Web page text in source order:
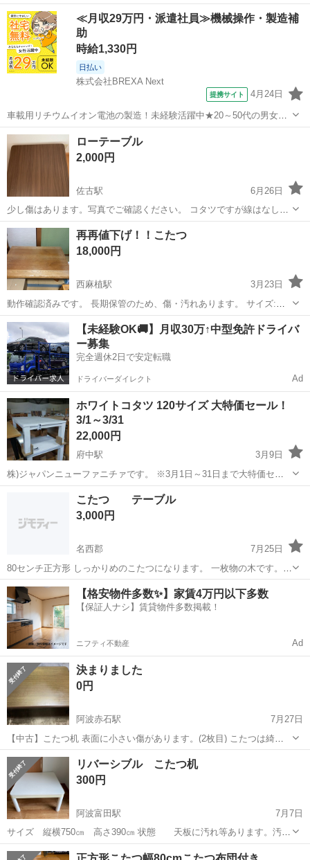
為ジャンク品扱いでお願い致します。 新しいこたつに取り換えて頂け
たら使用できるかと思います。 天板はカバーつけて使用していた為、
特に目立った汚れは無...
徳島 板野郡 吉成駅 テーブル ジャンク品
≪月収29万円・派遣社員≫機械操作・製造補
助
時給1,330円
日払い
株式会社BREXA Next
提携サイト 4月24日
車載用リチウムイオン電池の製造！未経験活躍中★20～50代の男女活
躍中！寮費無料★備品付き1R寮完備！自宅からマイカー通勤OK！無料
駐車場完備◎正社員登用制度あり！《徳島県板野郡松茂町》 人気の工
場のお仕事 ◇車載用リチウ...
徳島 その他
ローテーブル
2,000円
佐古駅
6月26日
少し傷はあります。写真でご確認ください。 コタツですが線はなしで
す。 シンプルで使いやすいと思います♪ よろしくお願いいたします＾
＾ サイズ約75×75×39
徳島 徳島市 佐古駅 テーブル
再再値下げ！！こたつ
18,000円
西麻植駅
3月23日
動作確認済みです。 長期保管のため、傷・汚れあります。 サイズ:
約 横116cm×奥行81cm×高さ43cm （素人が測定しているため、 多少
の誤差はご容赦ください🙇🏻） お値下げ交渉可能です。 お気軽にお問
合せく...
徳島 阿波市 西麻植駅 テーブル 素人
【未経験OK🚚】月収30万↑中型免許ドライバ
ー募集
完全週休2日で安定転職
ドライバーダイレクト Ad
ホワイトコタツ 120サイズ 大特価セール！
3/1～3/31
22,000円
府中駅
3月9日
株)ジャパンニューファニチァです。 ※3月1日～31日まで大特価セー
ル致します。 なんと！こちらの商品1台税込22,000円ですが 会計時に
50%オフの11,000円(税込)となりま す！ ※ご購入金額合...
府中駅 テーブル
ジャパンニューファニチァ
こたつ テーブル
3,000円
名西郡
7月25日
80センチ正方形 しっかりめのこたつになります。 一枚物の木です。
二年程使用
徳島 名西郡 テーブル 正方形
【格安物件多数✨】家賃4万円以下多数
【保証人ナシ】賃貸物件多数掲載！
ニフティ不動産 Ad
決まりました
0円
阿波赤石駅
7月27日
【中古】こたつ机 表面に小さい傷があります。(2枚目) こたつは綺麗
で、こたつ機能に 問題はごさいません。 サイズ:横70縦100高さ40
徳島 小松島市 阿波赤石駅 テーブル
リバーシブル こたつ机
300円
阿波富田駅
7月7日
サイズ 縦横750㎝ 高さ390㎝ 状態 天板に汚れ等あります。汚れ
以外は難なく使用可能です。 カラー ホワイト 天板は黒とのリバー
徳島 徳島市 阿波富田駅 テーブル